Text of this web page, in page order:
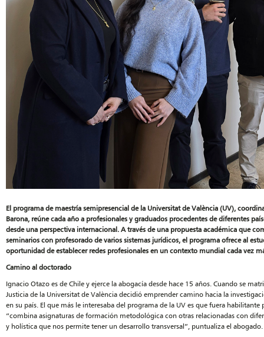
El programa de maestría semipresencial de la Universitat de València (UV),
Barona, reúne cada año a profesionales y graduados procedentes de diferentes
desde una perspectiva internacional. A través de una propuesta académica que
seminarios con profesorado de varios sistemas jurídicos, el programa ofrece al
oportunidad de establecer redes profesionales en un contexto mundial cada vez
Camino al doctorado
Ignacio Otazo es de Chile y ejerce la abogacía desde hace 15 años. Cuando se
Justicia de la Universitat de València decidió emprender camino hacia la
en su país. El que más le interesaba del programa de la UV es que fuera
“combina asignaturas de formación metodológica con otras relacionadas con
y holística que nos permite tener un desarrollo transversal”, puntualiza el abogado.